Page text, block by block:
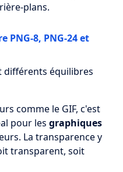
plans.
PNG-8, PNG-24 et
différents équilibres
comme le GIF, c'est
pour les graphiques
La transparence y
transparent, soit